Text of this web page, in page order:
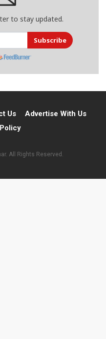
to stay updated.
Subscribe
Us
Advertise With Us
All Rights Reserved.